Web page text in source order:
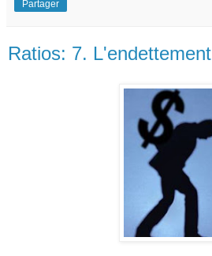
Partager
Ratios: 7. L'endettement